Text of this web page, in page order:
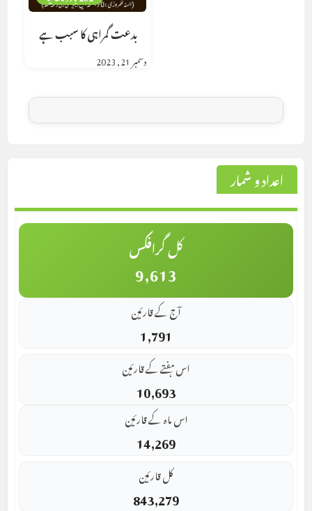
بدعت گمراہی کا سبب ہے
دسمبر 21, 2023
اعداد و شمار
کل گرافکس
9,613
آج کے قارئین
1,791
اس ہفتے کے قارئین
10,693
اس ماہ کے قارئین
14,269
کل قارئین
843,279